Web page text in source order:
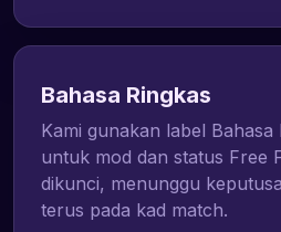
Bahasa Ringkas
Kami gunakan label
untuk mod dan status Free
dikunci, menunggu
terus pada kad match.